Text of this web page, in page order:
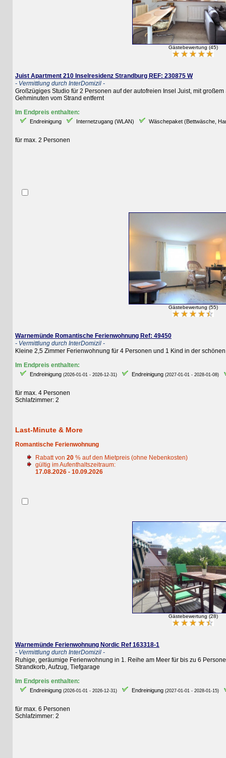
Gästebewertung (45)
Juist Apartment 210 Inselresidenz Strandburg REF: 230875 W
- Vermittlung durch InterDomizil -
Großzügiges Studio für 2 Personen auf der autofreien Insel Juist, mit großem
Gehminuten vom Strand entfernt
Im Endpreis enthalten:
Endreinigung Internetzugang (WLAN) Wäschepaket (Bettwäsche,
für max. 2 Personen
Gästebewertung (55)
Warnemünde Romantische Ferienwohnung Ref: 49450
- Vermittlung durch InterDomizil -
Kleine 2,5 Zimmer Ferienwohnung für 4 Personen und 1 Kind in der schönen
Im Endpreis enthalten:
Endreinigung(2026-01-01 - 2026-12-31) Endreinigung(2027-01-01 - 2028-01-08)
für max. 4 Personen
Schlafzimmer: 2
Last-Minute & More
Romantische Ferienwohnung
Rabatt von20% auf den Mietpreis (ohne Nebenkosten)
gültig im Aufenthaltszeitraum:
17.08.2026 - 10.09.2026
Gästebewertung (28)
Warnemünde Ferienwohnung Nordic Ref 163318-1
- Vermittlung durch InterDomizil -
Ruhige, geräumige Ferienwohnung in 1. Reihe am Meer für bis zu 6 Personen,
Strandkorb, Aufzug, Tiefgarage
Im Endpreis enthalten:
Endreinigung(2026-01-01 - 2026-12-31) Endreinigung(2027-01-01 - 2028-01-15)
für max. 6 Personen
Schlafzimmer: 2